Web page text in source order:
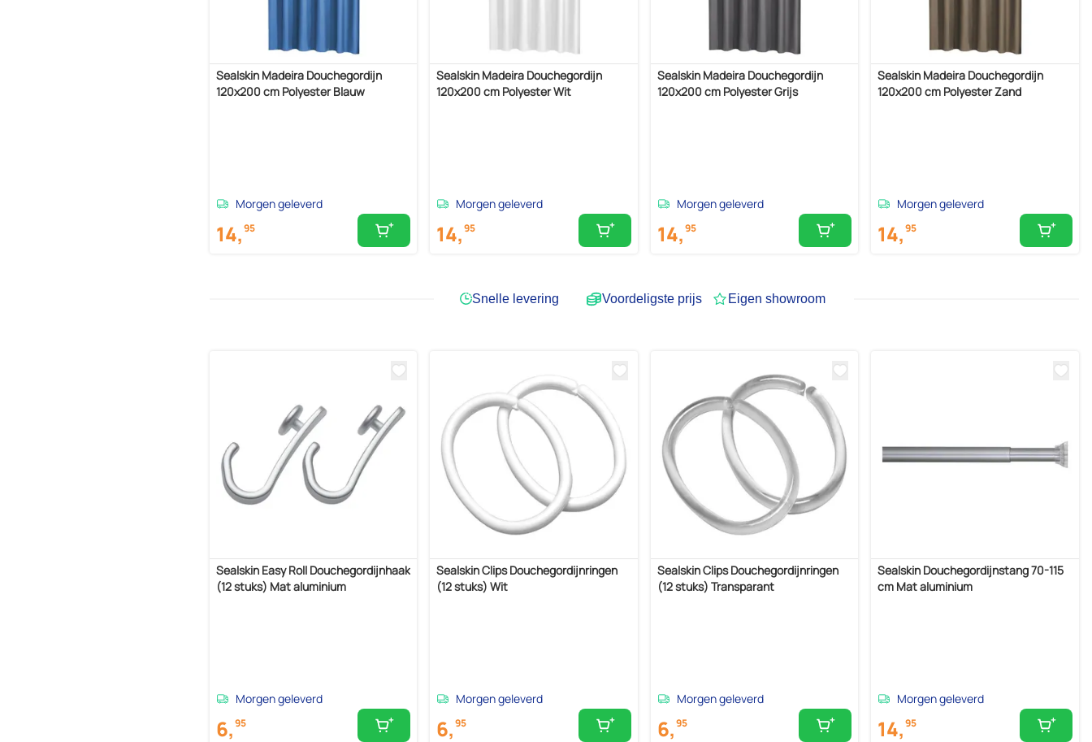
Sealskin Madeira Douchegordijn
120x200 cm Polyester Blauw
Morgen geleverd
14,95
Sealskin Madeira Douchegordijn
120x200 cm Polyester Wit
Morgen geleverd
14,95
Sealskin Madeira Douchegordijn
120x200 cm Polyester Grijs
Morgen geleverd
14,95
Sealskin Madeira Douchegordijn
120x200 cm Polyester Zand
Morgen geleverd
14,95
Snelle levering Voordeligste prijs Eigen showroom
Sealskin Easy Roll Douchegordijnhaak
(12 stuks) Mat aluminium
Morgen geleverd
6,95
Sealskin Clips Douchegordijnringen
(12 stuks) Wit
Morgen geleverd
6,95
Sealskin Clips Douchegordijnringen
(12 stuks) Transparant
Morgen geleverd
6,95
Sealskin Douchegordijnstang 70-115
cm Mat aluminium
Morgen geleverd
14,95